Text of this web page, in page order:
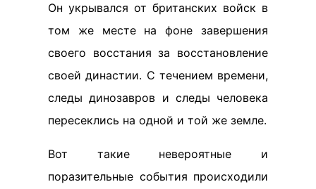
Он укрывался от британских войск в
том же месте на фоне завершения
своего восстания за восстановление
своей династии. С течением времени,
следы динозавров и следы человека
пересеклись на одной и той же земле.
Вот такие невероятные и
поразительные события происходили